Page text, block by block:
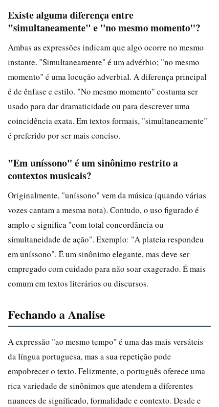
Existe alguma diferença entre
"simultaneamente" e "no mesmo momento"?
Ambas as expressões indicam que algo ocorre no mesmo
instante. "Simultaneamente" é um advérbio; "no mesmo
momento" é uma locução adverbial. A diferença principal
é de ênfase e estilo. "No mesmo momento" costuma ser
usado para dar dramaticidade ou para descrever uma
coincidência exata. Em textos formais, "simultaneamente"
é preferido por ser mais conciso.
"Em uníssono" é um sinônimo restrito a
contextos musicais?
Originalmente, "uníssono" vem da música (quando várias
vozes cantam a mesma nota). Contudo, o uso figurado é
amplo e significa "com total concordância ou
simultaneidade de ação". Exemplo: "A plateia respondeu
em uníssono". É um sinônimo elegante, mas deve ser
empregado com cuidado para não soar exagerado. É mais
comum em textos literários ou discursos.
Fechando a Analise
A expressão "ao mesmo tempo" é uma das mais versáteis
da língua portuguesa, mas a sua repetição pode
empobrecer o texto. Felizmente, o português oferece uma
rica variedade de sinônimos que atendem a diferentes
nuances de significado, formalidade e contexto. Desde e